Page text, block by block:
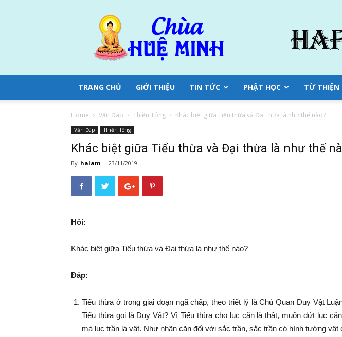
Chùa
Huệ
Minh
TRANG CHỦ GIỚI THIỆU TIN TỨC PHẬT HỌC TỪ THIỆN
Home Vấn Đáp Thiền Tông Khác biệt giữa Tiểu thừa và Đại thừa là như thế nào?
Vấn Đáp Thiền Tông
Khác biệt giữa Tiểu thừa và Đại thừa là như thế
By halam - 23/11/2019
Hỏi:
Khác biệt giữa Tiểu thừa và Đại thừa là như thế nào?
Đáp:
Tiểu thừa ở trong giai đoạn ngã chấp, theo triết lý là Chủ Quan Duy Vật
Tiểu thừa gọi là Duy Vật? Vì Tiểu thừa cho lục căn là thật, muốn dứt lục
mà lục trần là vật. Như nhãn căn đối với sắc trần, sắc trần có hình tướng vật